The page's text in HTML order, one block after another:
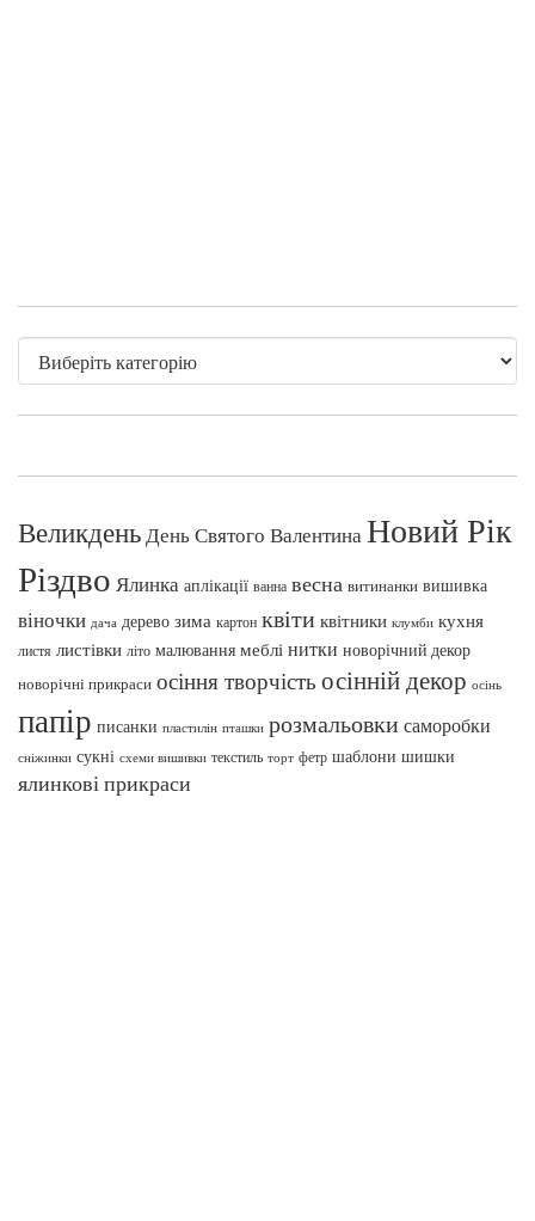
Великдень День Святого Валентина Новий Рік
Різдво Ялинка аплікації ванна весна витинанки вишивка
віночки дача дерево зима картон квіти квітники клумби кухня
листя листівки літо малювання меблі нитки новорічний декор
новорічні прикраси осіння творчість осінній декор осінь
папір писанки пластилін пташки розмальовки саморобки
сніжинки сукні схеми вишивки текстиль торт фетр шаблони шишки
ялинкові прикраси